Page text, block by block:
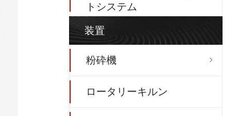
トシステム
装置
粉砕機 
ロータリーキルン